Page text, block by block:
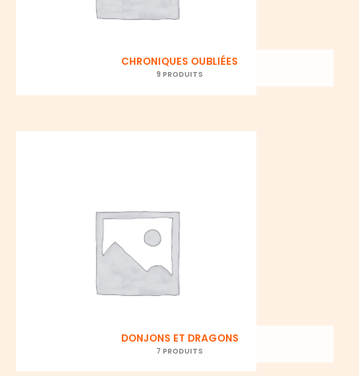
CHRONIQUES OUBLIÉES
9 PRODUITS
DONJONS ET DRAGONS
7 PRODUITS